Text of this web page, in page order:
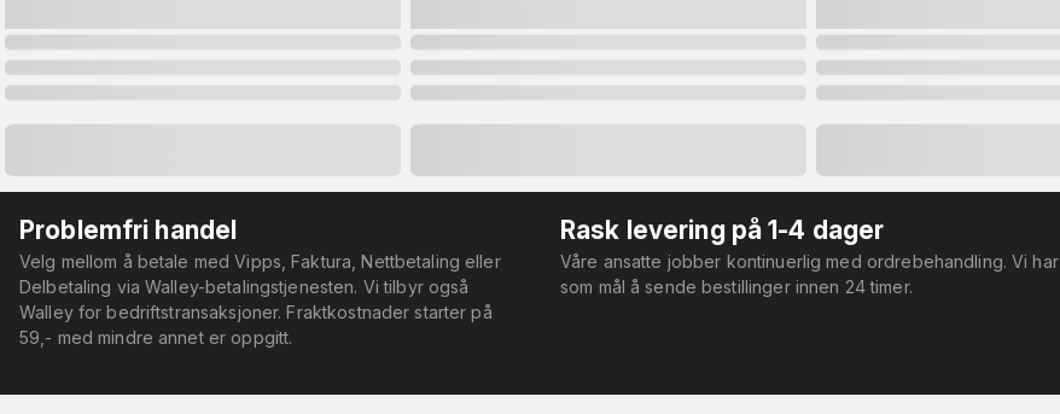
Problemfri handel
Velg mellom å betale med Vipps, Faktura, Nettbetaling eller
Delbetaling via Walley-betalingstjenesten. Vi tilbyr også
Walley for bedriftstransaksjoner. Fraktkostnader starter på
59,- med mindre annet er oppgitt.
Rask levering på 1-4 dager
Våre ansatte jobber kontinuerlig med ordrebehandling. Vi har
som mål å sende bestillinger innen 24 timer.